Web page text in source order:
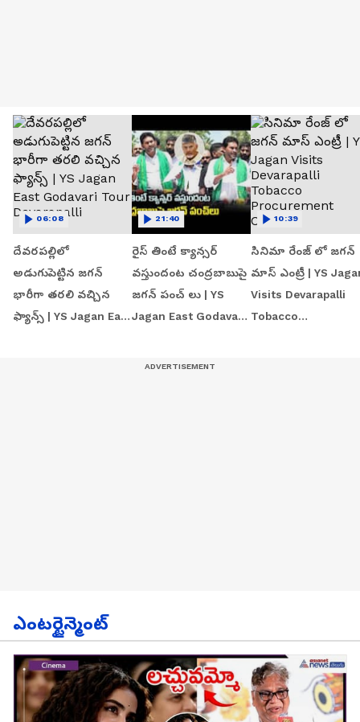
దేవరపల్లిలో
అడుగుపెట్టిన జగన్
భారీగా తరలి వచ్చిన
ఫ్యాన్స్ | YS Jagan East
06:08
రైస్ తింటే క్యాన్సర్
వస్తుందంట చంద్రబాబుపై
జగన్ పంచ్ లు | YS
Jagan East Godavari
21:40
సినిమా రేంజ్ లో జగన్‌
మాస్ ఎంట్రీ | YS
Visits Devarapalli
Tobacco
10:39
ఎంటర్టైన్మెంట్